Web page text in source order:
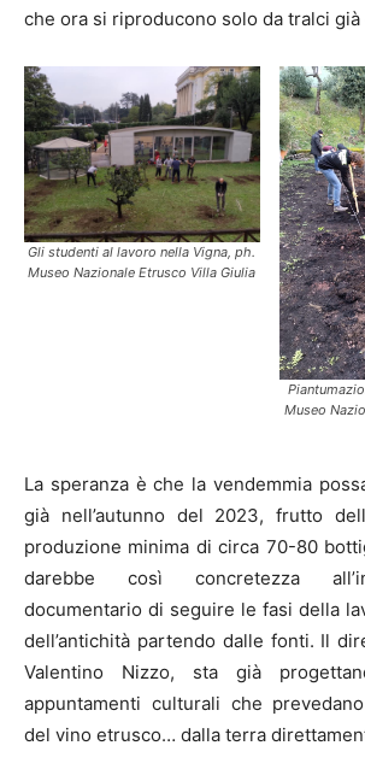
che ora si riproducono solo da tralci
Gli studenti al lavoro nella Vigna, ph.
Museo Nazionale Etrusco Villa Giulia
Museo
La speranza è che la vendemmia
già nell’autunno del 2023, frutto
produzione minima di circa 70-80
darebbe così concretezza
documentario di seguire le fasi della
dell’antichità partendo dalle fonti. Il
Valentino Nizzo, sta già
appuntamenti culturali che
del vino etrusco… dalla terra